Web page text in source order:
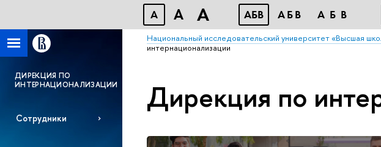
A A A АБВ АБВ АБВ
Национальный исследовательский университет «Высшая
интернационализации
ДИРЕКЦИЯ ПО
ИНТЕРНАЦИОНАЛИЗАЦИИ
Сотрудники
Дирекция по